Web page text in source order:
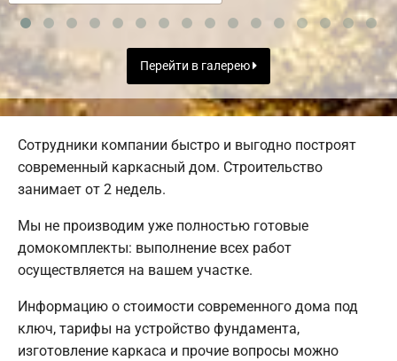
Перейти в галерею
Сотрудники компании быстро и выгодно построят
современный каркасный дом. Строительство
занимает от 2 недель.
Мы не производим уже полностью готовые
домокомплекты: выполнение всех работ
осуществляется на вашем участке.
Информацию о стоимости современного дома под
ключ, тарифы на устройство фундамента,
изготовление каркаса и прочие вопросы можно